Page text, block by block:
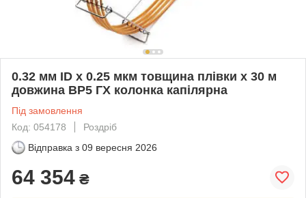
0.32 мм ID x 0.25 мкм товщина плівки x 30 м
довжина BP5 ГХ колонка капілярна
Під замовлення
Код: 054178
Роздріб
Відправка з 09 вересня 2026
64 354 ₴